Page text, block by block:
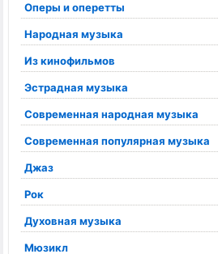
Оперы и оперетты
Народная музыка
Из кинофильмов
Эстрадная музыка
Современная народная музыка
Современная популярная музыка
Джаз
Рок
Духовная музыка
Мюзикл